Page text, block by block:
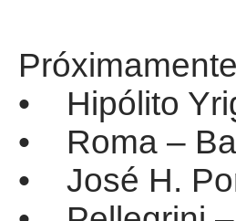
• Hipólito
• Roma –
• José H.